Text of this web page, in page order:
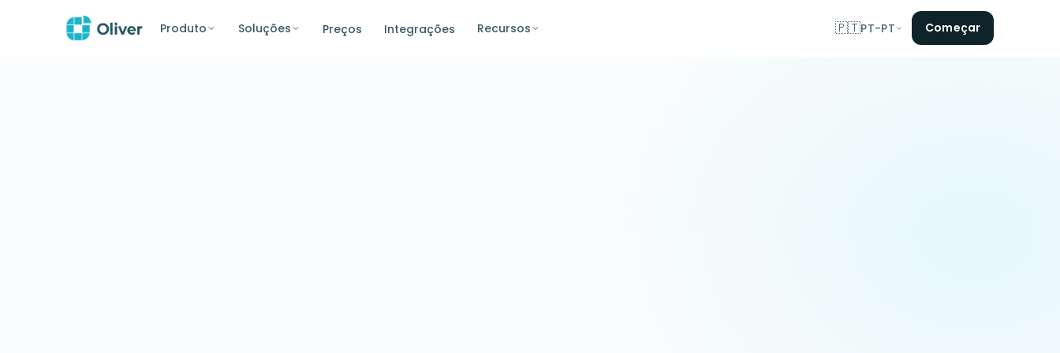
Produto Soluções Preços Integrações Recursos 🇵🇹PT-PT Começar